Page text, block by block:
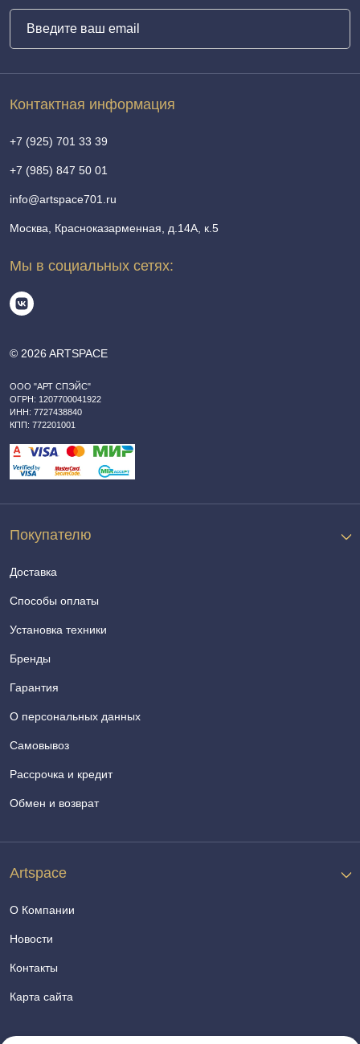
© 2026 ARTSPACE
ООО "АРТ СПЭЙС"
ОГРН: 1207700041922
ИНН: 7727438840
КПП: 772201001
Покупателю
Доставка
Способы оплаты
Установка техники
Бренды
Гарантия
О персональных данных
Самовывоз
Рассрочка и кредит
Обмен и возврат
Artspace
О Компании
Новости
Контакты
Карта сайта
Контактная информация
+7 (925) 701 33 39
+7 (985) 847 50 01
info@artspace701.ru
Москва, Красноказарменная, д.14А, к.5
Мы в социальных сетях: